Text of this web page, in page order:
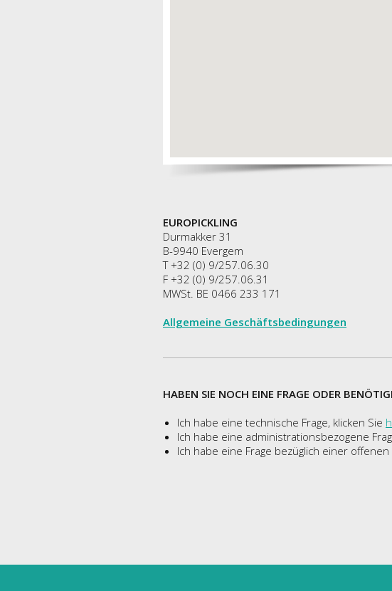
EUROPICKLING
Durmakker 31
B-9940 Evergem
T +32 (0) 9/257.06.30
F +32 (0) 9/257.06.31
MWSt. BE 0466 233 171
Allgemeine Geschäftsbedingungen
HABEN SIE NOCH EINE FRAGE ODER
Ich habe eine technische Frage, klicken Sie
Ich habe eine administrationsbezogene
Ich habe eine Frage bezüglich einer offenen